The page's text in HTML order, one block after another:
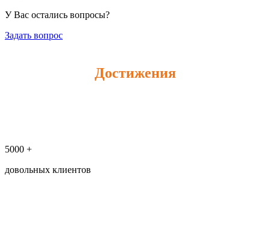
У Вас остались вопросы?
Задать вопрос
Достижения
5000 +
довольных клиентов